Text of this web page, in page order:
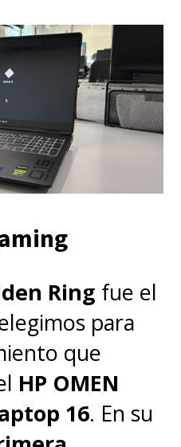
Ring fue el
para
que
HP OMEN
16. En su